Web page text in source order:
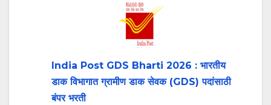
India Post GDS Bharti 2026 : भारतीय
डाक विभागात ग्रामीण डाक सेवक (GDS) पदांसाठी
बंपर भरती